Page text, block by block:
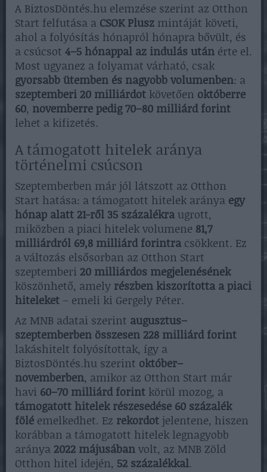
A BiztosDöntés.hu elemzése szerint az Otthon
Start felfutása a CSOK Plusz mintáját követi,
ahol a folyósítás hónapról hónapra bővült, és
a csúcsot 4–5 hónappal az indulás után érte el.
Most ugyanez a folyamat várható, csak
gyorsabb ütemben és nagyobb volumenben: a
szeptemberi 20 milliárdot követően októberre
60, novemberre pedig 70–80 milliárd forint
lehet a kifizetés.
A támogatott hitelek aránya
történelmi csúcson
Szeptemberben már jól látszott az Otthon
Start hatása: a támogatott hitelek aránya egy
hónap alatt 21-ről 35 százalékraugrott,
miközben a piaci hitelek volumene 81,7
milliárdról 69,8 milliárd forintra csökkent. Ez
a változás elsősorban az Otthon Start
szeptemberi 20 milliárdos megjelenésének
köszönhető, amely részben kiszorította a piaci
hiteleket – emeli ki Gergely Péter.
Az MNB adatai szerint augusztus–
szeptemberben összesen 228 milliárd forint
lakáshitelt folyósítottak, így a
BiztosDöntés.hu szerint október–
novemberben, amikor az Otthon Start már
havi 60–70 milliárd forint körül mozog, a
támogatott hitelek részesedése 60 százalék
fölé emelkedhet. Ez rekordot jelentene, hiszen
korábban a támogatott hitelek legnagyobb
aránya 2022 májusábanvolt, az MNB Zöld
Otthon hitel idején, 52 százalékkal.